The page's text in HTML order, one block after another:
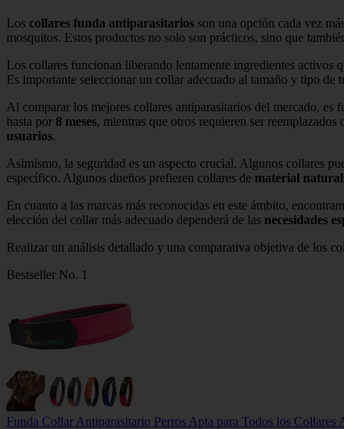
Los collares funda antiparasitarios son una opción cada vez
mosquitos. Estos productos no solo son prácticos, sino que
Los collares funcionan liberando lentamente ingredientes activos
Es importante seleccionar un collar adecuado al tamaño y tipo de
Al comparar los mejores collares antiparasitarios del mercado, es
hasta por 8 meses, mientras que otros requieren ser
usuarios.
Asimismo, la seguridad es un aspecto crucial. Algunos collares
específico. Algunos dueños prefieren collares de material natural
En cuanto a las marcas más reconocidas en este ámbito,
elección del collar más adecuado dependerá de las necesidades
Realizar un análisis detallado y una comparativa objetiva de los
Bestseller No. 1
Funda Collar Antiparasitario Perros Apta para Todos los